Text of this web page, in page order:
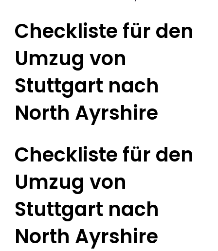
Checkliste für den
Umzug von
Stuttgart nach
North Ayrshire
Checkliste für den
Umzug von
Stuttgart nach
North Ayrshire